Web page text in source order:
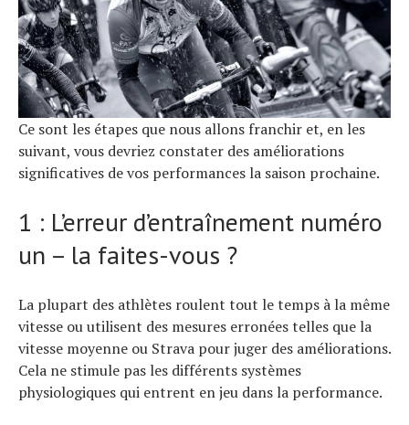
Ce sont les étapes que nous allons franchir et, en les
suivant, vous devriez constater des améliorations
significatives de vos performances la saison prochaine.
1 : L’erreur d’entraînement numéro
un – la faites-vous ?
La plupart des athlètes roulent tout le temps à la même
vitesse ou utilisent des mesures erronées telles que la
vitesse moyenne ou Strava pour juger des améliorations.
Cela ne stimule pas les différents systèmes
physiologiques qui entrent en jeu dans la performance.